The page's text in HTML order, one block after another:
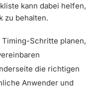
kann dabei helfen,
zu behalten.
Schritte planen,
die richtigen
Anwender und